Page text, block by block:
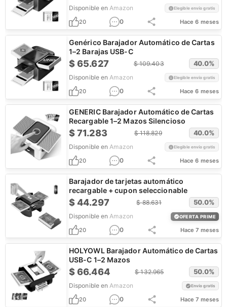
Disponible en Amazon Elegible envío gratis
20 0 Hace 6 meses
Genérico Barajador Automático de Cartas
1–2 Barajas USB-C
$65.627 $109.403 40.0%
Disponible en Amazon Elegible envío gratis
20 0 Hace 6 meses
GENERIC Barajador Automático de Cartas
Recargable 1–2 Mazos Silencioso
$71.283 $118.829 40.0%
Disponible en Amazon Elegible envío gratis
20 0 Hace 6 meses
Barajador de tarjetas automático
recargable + cupon seleccionable
$44.297 $88.631 50.0%
Disponible en Amazon OFERTA PRIME
20 0 Hace 7 meses
HOLYOWL Barajador Automático de Cartas
USB-C 1–2 Mazos
$66.464 $132.965 50.0%
Disponible en Amazon Envío gratis
20 0 Hace 7 meses